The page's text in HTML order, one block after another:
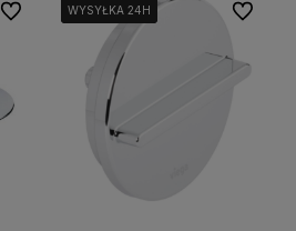
Do ulubionychWYSYŁKA 24H
WYSYŁKA 24H
WYSYŁKA 24H Do